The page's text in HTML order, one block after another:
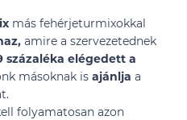
más fehérjeturmixokkal
amire a szervezetednek
százaléka elégedett a
másoknak is ajánlja a
folyamatosan azon